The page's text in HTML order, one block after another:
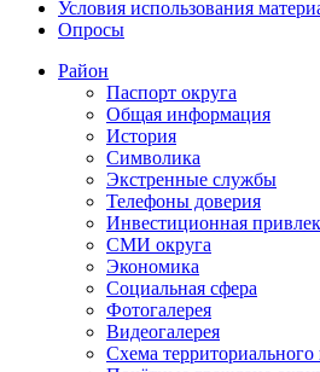
Условия использования
Опросы
Район
Паспорт округа
Общая информация
История
Символика
Экстренные службы
Телефоны доверия
Инвестиционная
СМИ округа
Экономика
Социальная сфера
Фотогалерея
Видеогалерея
Схема